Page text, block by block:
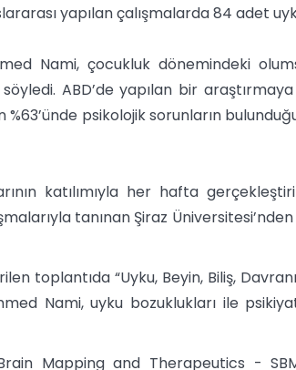
yapılan çalışmalarda 84 adet
Nami, çocukluk dönemindeki
ABD’de yapılan bir
psikolojik sorunların
katılımıyla her hafta
tanınan Şiraz Üniversitesi’nden
toplantıda “Uyku, Beyin, Biliş,
Nami, uyku bozuklukları ile
Mapping and Therapeutics -